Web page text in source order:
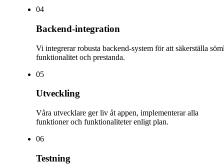
04
Backend-integration
Vi integrerar robusta backend-system för att säkerställa
funktionalitet och prestanda.
05
Utveckling
Våra utvecklare ger liv åt appen, implementerar alla
funktioner och funktionaliteter enligt plan.
06
Testning